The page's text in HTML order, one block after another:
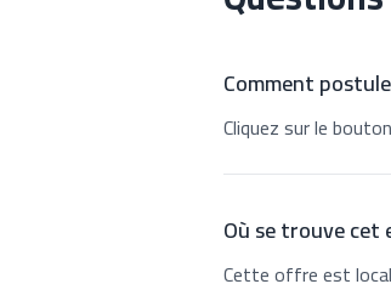
Comment
Cliquez sur le
Où se trouve cet
Cette offre est